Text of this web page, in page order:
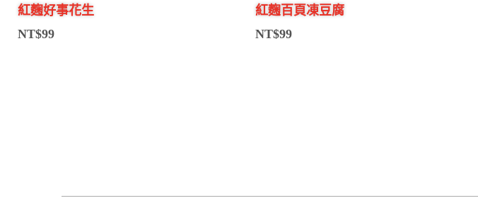
紅麴好事花生
NT$99
紅麴百頁凍豆腐
NT$99